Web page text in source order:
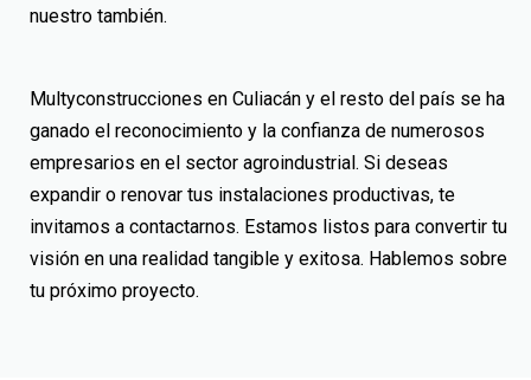
nuestro también.
Multyconstrucciones en Culiacán y el resto del país se ha
ganado el reconocimiento y la confianza de numerosos
empresarios en el sector agroindustrial. Si deseas
expandir o renovar tus instalaciones productivas, te
invitamos a contactarnos. Estamos listos para convertir tu
visión en una realidad tangible y exitosa. Hablemos sobre
tu próximo proyecto.